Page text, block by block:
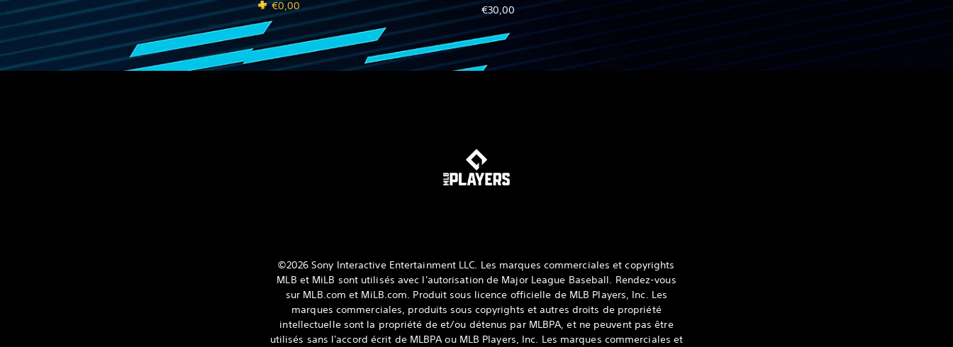
€0,00 €30,00
©2026 Sony Interactive Entertainment LLC. Les marques commerciales et copyrights
MLB et MiLB sont utilisés avec l'autorisation de Major League Baseball. Rendez-vous
sur MLB.com et MiLB.com. Produit sous licence officielle de MLB Players, Inc. Les
marques commerciales, produits sous copyrights et autres droits de propriété
intellectuelle sont la propriété de et/ou détenus par MLBPA, et ne peuvent pas être
utilisés sans l'accord écrit de MLBPA ou MLB Players, Inc. Les marques commerciales et